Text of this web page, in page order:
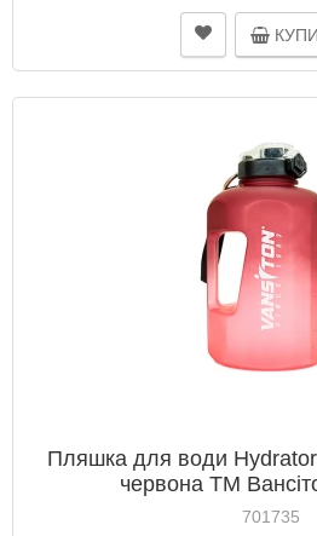
Пляшка для води Hydrator
червона ТМ
701735